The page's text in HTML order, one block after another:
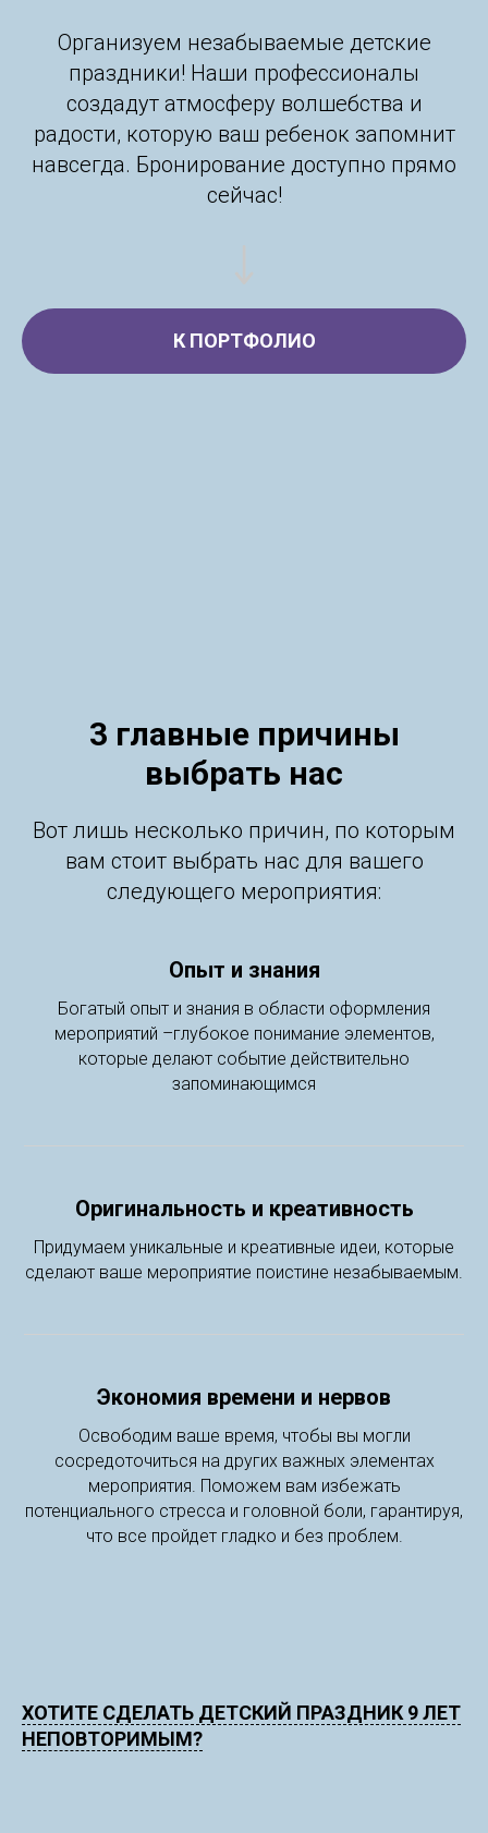
Организуем незабываемые детские
праздники! Наши профессионалы
создадут атмосферу волшебства и
радости, которую ваш ребенок запомнит
навсегда. Бронирование доступно прямо
сейчас!
К ПОРТФОЛИО
3 главные причины
выбрать нас
Вот лишь несколько причин, по которым
вам стоит выбрать нас для вашего
следующего мероприятия:
Опыт и знания
Богатый опыт и знания в области оформления
мероприятий –глубокое понимание элементов,
которые делают событие действительно
запоминающимся
Оригинальность и креативность
Придумаем уникальные и креативные идеи, которые
сделают ваше мероприятие поистине незабываемым.
Экономия времени и нервов
Освободим ваше время, чтобы вы могли
сосредоточиться на других важных элементах
мероприятия. Поможем вам избежать
потенциального стресса и головной боли, гарантируя,
что все пройдет гладко и без проблем.
ХОТИТЕ СДЕЛАТЬ ДЕТСКИЙ ПРАЗДНИК 9 ЛЕТ
НЕПОВТОРИМЫМ?